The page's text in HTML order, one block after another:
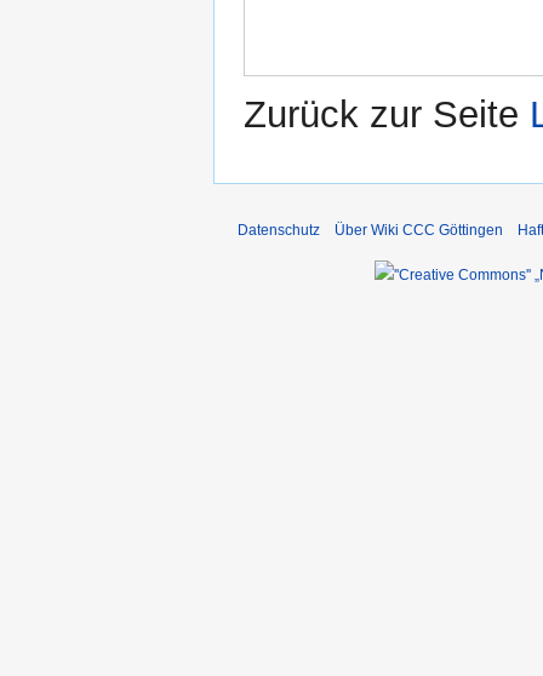
Zurück zur Seite
Datenschutz Über Wiki CCC Göttingen